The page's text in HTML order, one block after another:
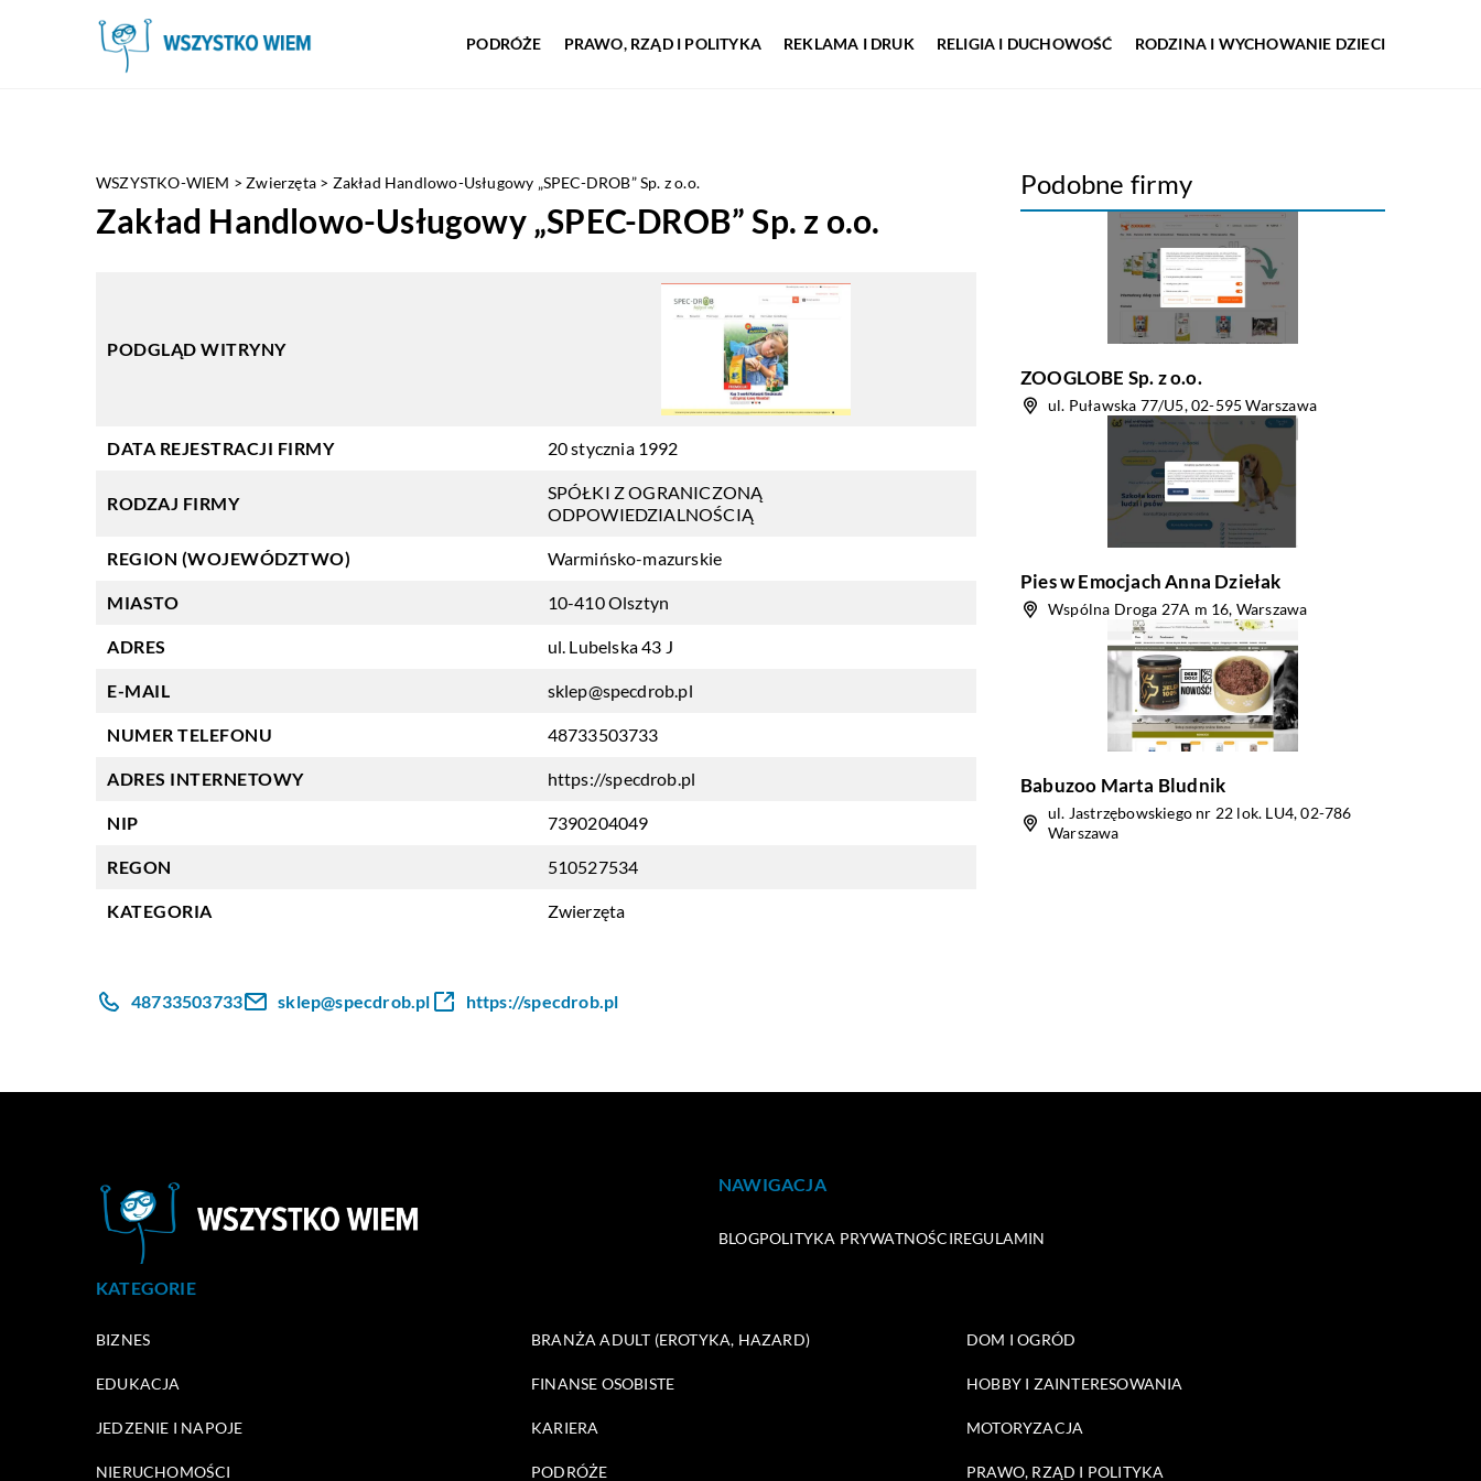
PODRÓŻE PRAWO, RZĄD I POLITYKA REKLAMA I DRUK RELIGIA I DUCHOWOŚĆ RODZINA I WYCHOWANIE DZIECI
WSZYSTKO-WIEM >Zwierzęta > Zakład Handlowo-Usługowy „SPEC-DROB” Sp. z o.o.
Zakład Handlowo-Usługowy „SPEC-DROB” Sp. z o.o.
PODGLĄD WITRYNY
DATA REJESTRACJI FIRMY 20 stycznia 1992
RODZAJ FIRMY
SPÓŁKI Z OGRANICZONĄ
ODPOWIEDZIALNOŚCIĄ
REGION (WOJEWÓDZTWO) Warmińsko-mazurskie
MIASTO 10-410 Olsztyn
ADRES ul. Lubelska 43 J
E-MAIL sklep@specdrob.pl
NUMER TELEFONU 48733503733
ADRES INTERNETOWY https://specdrob.pl
NIP 7390204049
REGON 510527534
KATEGORIA Zwierzęta
Podobne firmy
ZOOGLOBE Sp. z o.o.
ul. Puławska 77/U5, 02-595 Warszawa
Pies w Emocjach Anna Dziełak
Wspólna Droga 27A m 16, Warszawa
Babuzoo Marta Bludnik
ul. Jastrzębowskiego nr 22 lok. LU4, 02-786
Warszawa
48733503733 sklep@specdrob.pl https://specdrob.pl
NAWIGACJA
BLOGPOLITYKA PRYWATNOŚCIREGULAMIN
KATEGORIE
BIZNES BRANŻA ADULT (EROTYKA, HAZARD) DOM I OGRÓD
EDUKACJA FINANSE OSOBISTE HOBBY I ZAINTERESOWANIA
JEDZENIE I NAPOJE KARIERA MOTORYZACJA
NIERUCHOMOŚCI PODRÓŻE PRAWO, RZĄD I POLITYKA